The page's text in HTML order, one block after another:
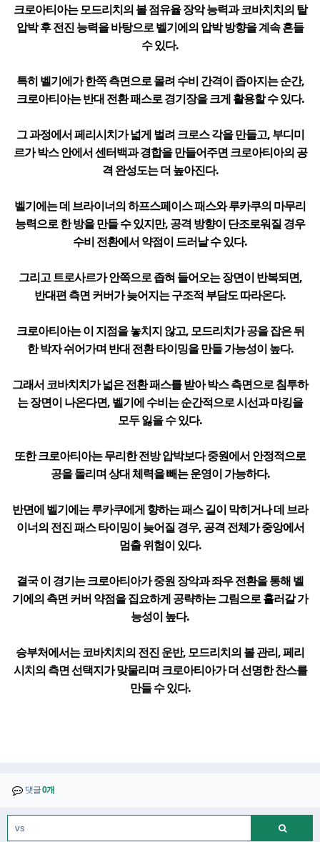
크로아티아는 모드리치의 볼 점유율 장악 능력과 코바치치의 탈
압박 후 전진 능력을 바탕으로 벨기에의 압박 방향을 계속 흔들
수 있다.
특히 벨기에가 한쪽 측면으로 몰려 수비 간격이 좁아지는 순간,
크로아티아는 반대 전환 패스로 경기장을 크게 활용할 수 있다.
그 과정에서 페리시치가 넓게 벌려 크로스 각을 만들고, 부디미
르가 박스 안에서 센터백과 경합을 만들어주면 크로아티아의 공
격 완성도는 더 높아진다.
벨기에는 데 브라이너의 하프스페이스 패스와 루카쿠의 마무리
능력으로 한 방을 만들 수 있지만, 공격 방향이 단조로워질 경우
수비 전환에서 약점이 드러날 수 있다.
그리고 트로사르가 안쪽으로 좁혀 들어오는 장면이 반복되면,
반대편 측면 커버가 늦어지는 구조적 부담도 따라온다.
크로아티아는 이 지점을 놓치지 않고, 모드리치가 공을 잡은 뒤
한 박자 쉬어가며 반대 전환 타이밍을 만들 가능성이 높다.
그래서 코바치치가 넓은 전환 패스를 받아 박스 측면으로 침투하
는 장면이 나온다면, 벨기에 수비는 순간적으로 시선과 마킹을
모두 잃을 수 있다.
또한 크로아티아는 무리한 전방 압박보다 중원에서 안정적으로
공을 돌리며 상대 체력을 빼는 운영이 가능하다.
반면에 벨기에는 루카쿠에게 향하는 패스 길이 막히거나 데 브라
이너의 전진 패스 타이밍이 늦어질 경우, 공격 전체가 중앙에서
멈출 위험이 있다.
결국 이 경기는 크로아티아가 중원 장악과 좌우 전환을 통해 벨
기에의 측면 커버 약점을 집요하게 공략하는 그림으로 흘러갈 가
능성이 높다.
승부처에서는 코바치치의 전진 운반, 모드리치의 볼 관리, 페리
시치의 측면 선택지가 맞물리며 크로아티아가 더 선명한 찬스를
만들 수 있다.
댓글0개